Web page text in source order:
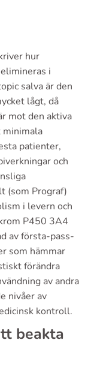
hur
i
salva är den
lågt, då
mot den aktiva
minimala
patienter,
och
(som Prograf)
i levern och
P450 3A4
av första-pass-
som hämmar
förändra
av andra
nivåer av
kontroll.
beakta